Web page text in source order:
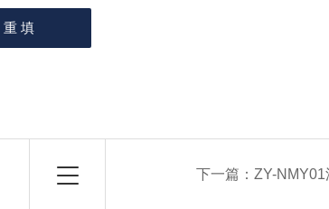
下一篇： ZY-